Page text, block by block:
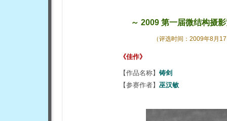
～ 2009 第一届微结构摄
（评选时间：2009年8月 17
《佳作》
【作品名称】 铸剑
【参赛作者】 巫汉敏